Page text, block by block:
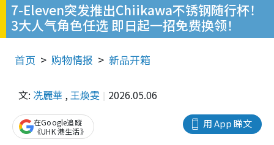
7-Eleven突发推出Chiikawa不锈钢随行杯！
3大人气角色任选 即日起一招免费换领！
首页 购物情报 新品开箱
文: 冼麗華 ,王煥雯 2026.05.06
用 App 睇文
在Google追蹤
《UHK 港生活》